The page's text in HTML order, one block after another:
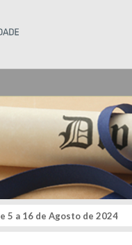
5 a 16 de Agosto de 2024